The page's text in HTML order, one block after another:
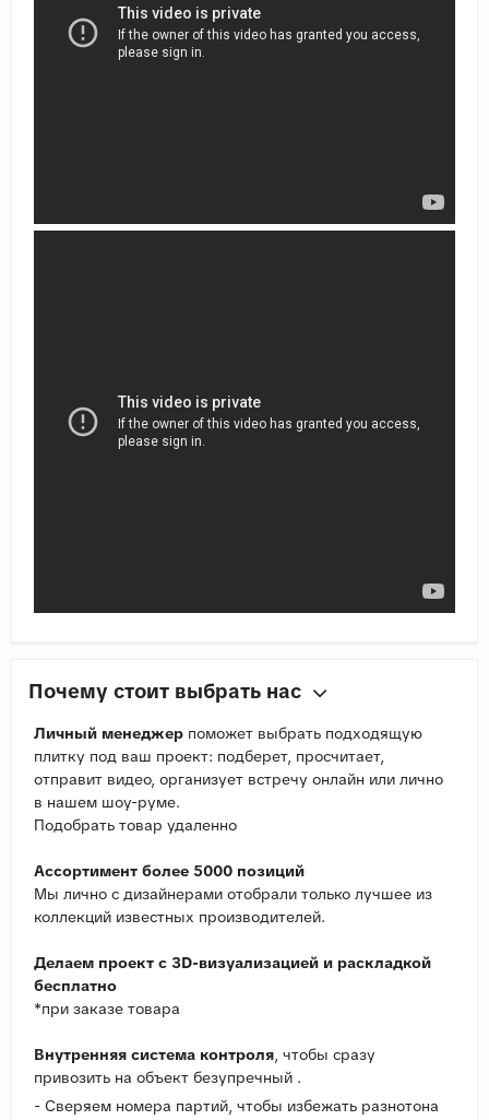
Почему стоит выбрать нас
Личный менеджер поможет выбрать подходящую
плитку под ваш проект: подберет, просчитает,
отправит видео, организует встречу онлайн или лично
в нашем шоу-руме.
Подобрать товар удаленно
Ассортимент более 5000 позиций
Мы лично с дизайнерами отобрали только лучшее из
коллекций известных производителей.
Делаем проект с 3D-визуализацией и раскладкой
бесплатно
*при заказе товара
Внутренняя система контроля, чтобы сразу
привозить на объект безупречный .
- Сверяем номера партий, чтобы избежать разнотона